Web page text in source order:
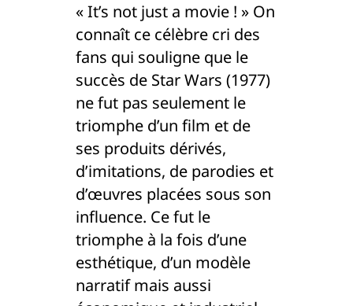
« It’s not just a movie ! » On
connaît ce célèbre cri des
fans qui souligne que le
succès de Star Wars (1977)
ne fut pas seulement le
triomphe d’un film et de
ses produits dérivés,
d’imitations, de parodies et
d’œuvres placées sous son
influence. Ce fut le
triomphe à la fois d’une
esthétique, d’un modèle
narratif mais aussi